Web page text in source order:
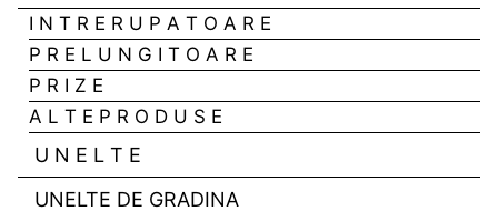
I N T R E R U P A T O A R E
P R E L U N G I T O A R E
P R I Z E
A L T E P R O D U S E
U N E L T E
UNELTE DE GRADINA